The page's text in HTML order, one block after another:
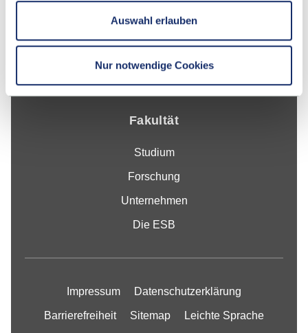
Auswahl erlauben
Nur notwendige Cookies
Fakultät
Studium
Forschung
Unternehmen
Die ESB
Impressum Datenschutzerklärung
Barrierefreiheit Sitemap Leichte Sprache